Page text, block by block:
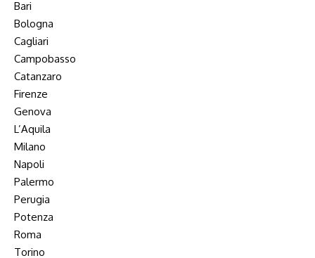
Bari
Bologna
Cagliari
Campobasso
Catanzaro
Firenze
Genova
L’Aquila
Milano
Napoli
Palermo
Perugia
Potenza
Roma
Torino